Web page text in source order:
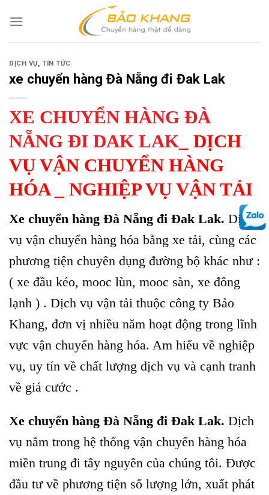
DỊCH VỤ,TIN TỨC
xe chuyển hàng Đà Nẵng đi Đak Lak
XE CHUYỂN HÀNG ĐÀ
NẴNG ĐI DAK LAK _ DỊCH
VỤ VẬN CHUYỂN HÀNG
HÓA _ NGHIỆP VỤ VẬN TẢI
Xe chuyển hàng Đà Nẵng đi Đak Lak. Dịch
vụ vận chuyển hàng hóa bằng xe tải, cùng các
phương tiện chuyên dụng đường bộ khác như :
( xe đầu kéo, mooc lùn, mooc sàn, xe đông
lạnh ) . Dịch vụ vận tải thuộc công ty Bảo
Khang, đơn vị nhiều năm hoạt động trong lĩnh
vực vận chuyển hàng hóa. Am hiểu về nghiệp
vụ, uy tín về chất lượng dịch vụ và cạnh tranh
về giá cước .
Xe chuyển hàng Đà Nẵng đi Đak Lak. Dịch
vụ nằm trong hệ thống vận chuyển hàng hóa
miền trung đi tây nguyên của chúng tôi. Được
đầu tư về phương tiện số lượng lớn, xuất phát